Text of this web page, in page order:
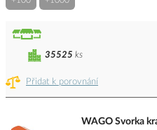
Přidat k porovnání
35525 ks
WAGO Svorka